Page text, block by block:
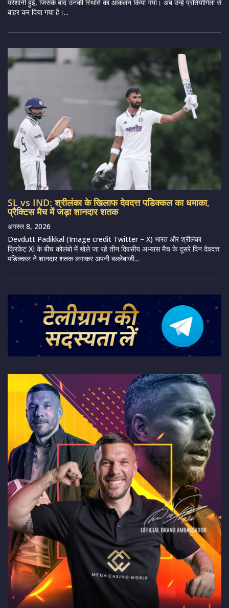
परेशानी हुई, जिसके बाद उनकी स्थिति का आकलन किया गया। अब उन्हें प्रतियोगिता से
बाहर कर दिया गया है।...
SL vs IND: श्रीलंका के खिलाफ देवदत्त पडिक्कल का धमाका,
प्रैक्टिस मैच में जड़ा शानदार शतक
अगस्त 8, 2026
Devdutt Padikkal (Image credit Twitter – X) भारत और श्रीलंका
क्रिकेट XI के बीच कोलंबो में खेले जा रहे तीन दिवसीय अभ्यास मैच के दूसरे दिन देवदत्त
पडिक्कल ने शानदार शतक लगाकर अपनी बल्लेबाजी...